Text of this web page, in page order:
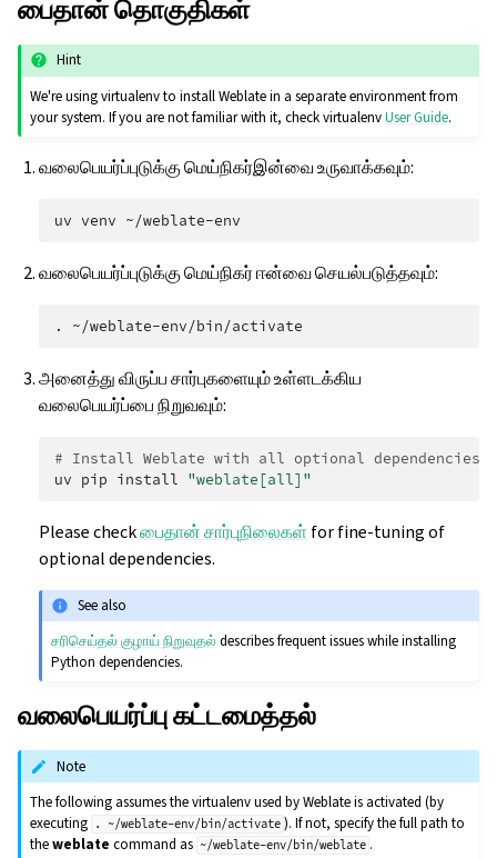
பைதான் தொகுதிகள்
Hint
We're using virtualenv to install Weblate in a separate environment from
your system. If you are not familiar with it, check virtualenvUser Guide.
வலைபெயர்ப்புடுக்கு மெய்நிகர்இன்வை உருவாக்கவும்:
uv venv
வலைபெயர்ப்புடுக்கு மெய்நிகர் ஈன்வை செயல்படுத்தவும்:
.
அனைத்து விருப்ப சார்புகளையும் உள்ளடக்கிய
வலைபெயர்ப்பை நிறுவவும்:
# Install Weblate with all optional dependencies
uv pip install "weblate[all]"
Please checkபைதான் சார்புநிலைகள் for fine-tuning of
optional dependencies.
See also
சரிசெய்தல் குழாய் நிறுவுதல் describes frequent issues while installing
Python dependencies.
வலைபெயர்ப்பு கட்டமைத்தல்
Note
The following assumes the virtualenv used by Weblate is activated (by
executing
. ~/weblate-env/bin/activate ). If not, specify the full path to
theweblate command as ~/weblate-env/bin/weblate .